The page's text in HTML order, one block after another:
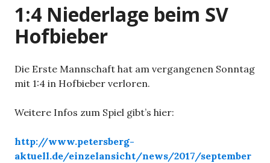
1:4 Niederlage beim SV
Hofbieber
Die Erste Mannschaft hat am vergangenen Sonntag
mit 1:4 in Hofbieber verloren.
Weitere Infos zum Spiel gibt’s hier:
http://www.petersberg-
aktuell.de/einzelansicht/news/2017/september